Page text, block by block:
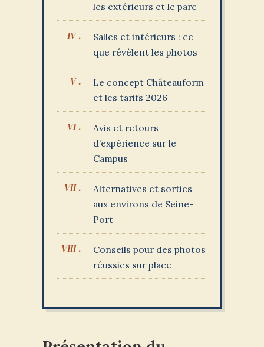
les extérieurs et le parc
Salles et intérieurs : ce
que révèlent les photos
Le concept Châteauform
et les tarifs 2026
Avis et retours
d’expérience sur le
Campus
Alternatives et sorties
aux environs de Seine-
Port
Conseils pour des photos
réussies sur place